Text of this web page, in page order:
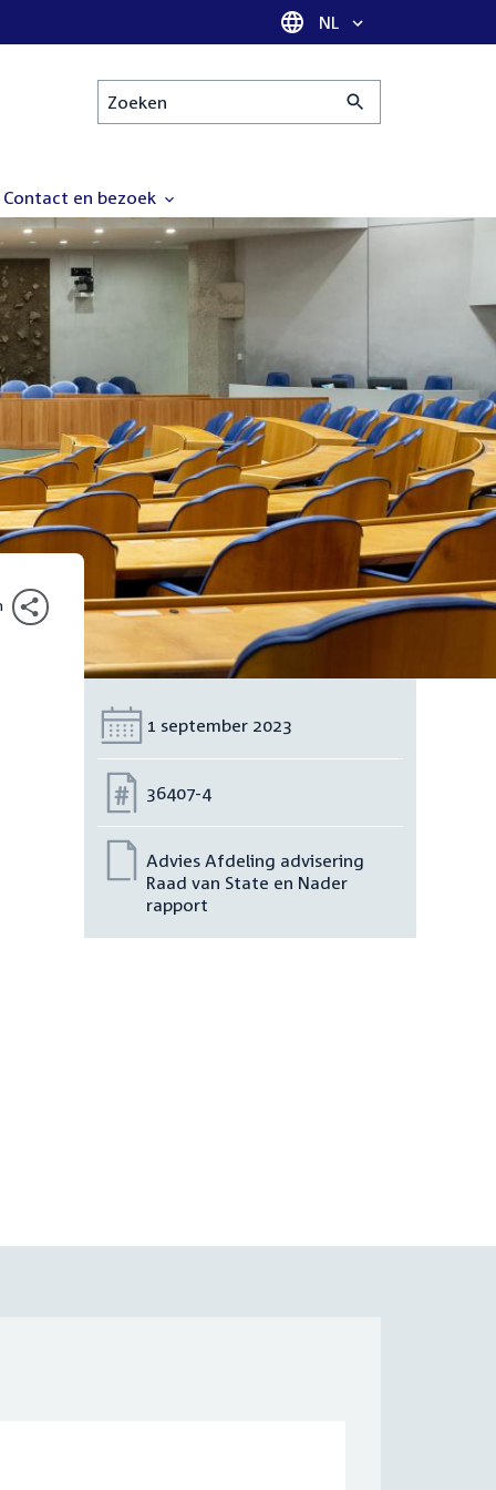
Taal selectie
NL
Zoeken
Contact en bezoek
Datum:
1 september 2023
Nummer:
36407-4
Advies Afdeling advisering
Raad van State en Nader
rapport